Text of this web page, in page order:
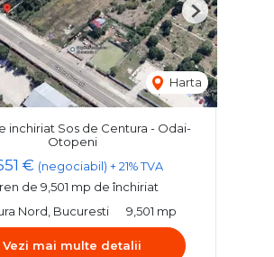
Harta
Next
inchiriat Sos de Centura - Odai-
Otopeni
€ (negociabil) + 21% TVA
de 9,501 mp de închiriat
Nord, Bucuresti
9,501 mp
Vezi mai multe detalii